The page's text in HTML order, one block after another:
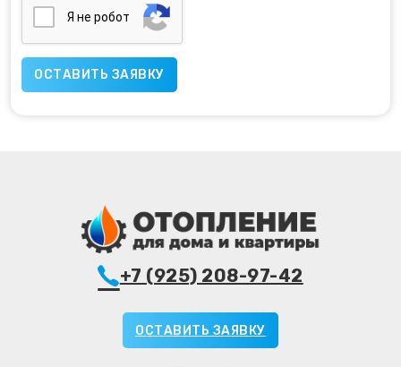
Я нe poбoт
+7 (925) 208-97-42
ОСТАВИТЬ ЗАЯВКУ